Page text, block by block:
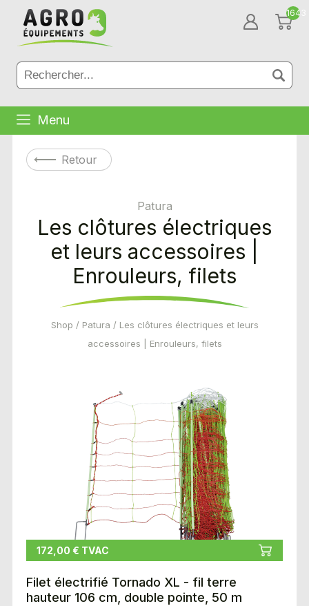
1643
Menu
Retour
Patura
Les clôtures électriques
et leurs accessoires |
Enrouleurs, filets
Shop / Patura / Les clôtures électriques et leurs
accessoires | Enrouleurs, filets
172,00 € TVAC
Filet électrifié Tornado XL - fil terre
hauteur 106 cm, double pointe, 50 m